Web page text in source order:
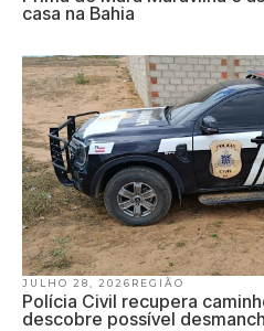
casa na Bahia
JULHO 28, 2026 REGIÃO
Polícia Civil recupera
descobre possível